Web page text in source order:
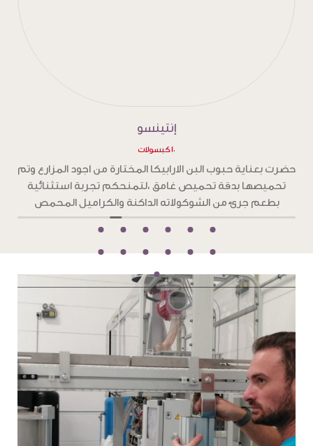
إنتينسو
١٠ كبسولات
حضرت بعناية حبوب البن الارابيكا المختارة من اجود المزارع وتم
تحميصها بدقة تحميص غامق ،لتمنحكم تجربة استثنائية
بطعم جرئ من الشوكولاته الداكنة والكراميل المحمص